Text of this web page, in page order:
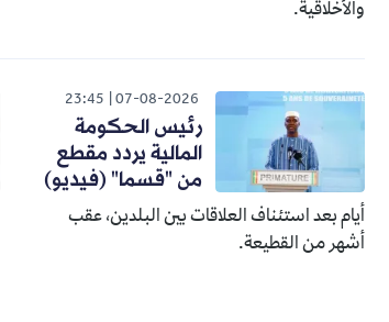
والأخلاقية.
07-08-2026
23:45
رئيس الحكومة
المالية يردد مقطع
من "قسما" (فيديو)
أيام بعد استئناف العلاقات بين البلدين، عقب
أشهر من القطيعة.